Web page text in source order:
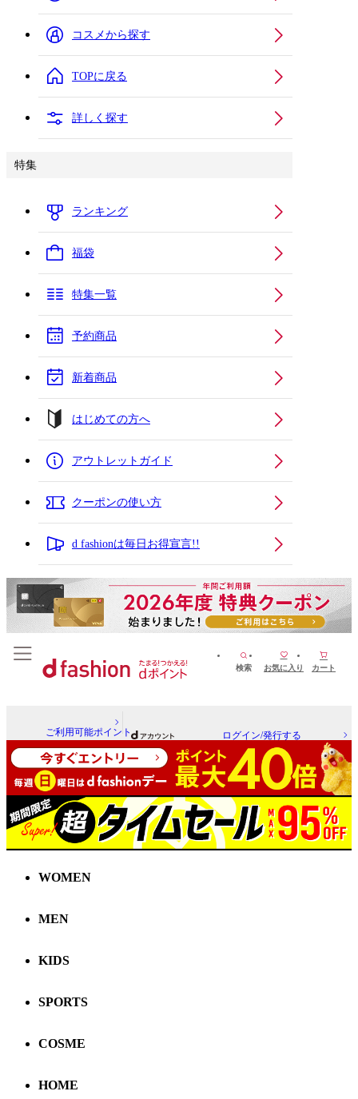
コスメから探す
TOPに戻る
詳しく探す
特集
ランキング
福袋
特集一覧
予約商品
新着商品
はじめての方へ
アウトレットガイド
クーポンの使い方
d fashionは毎日お得宣言!!
検索 お気に入り カート
ご利用可能ポイント ログイン/発行する
WOMEN
MEN
KIDS
SPORTS
COSME
HOME